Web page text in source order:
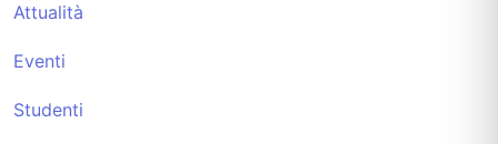
Attualità
Eventi
Studenti